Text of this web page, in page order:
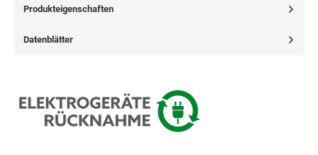
Produkteigenschaften
Datenblätter